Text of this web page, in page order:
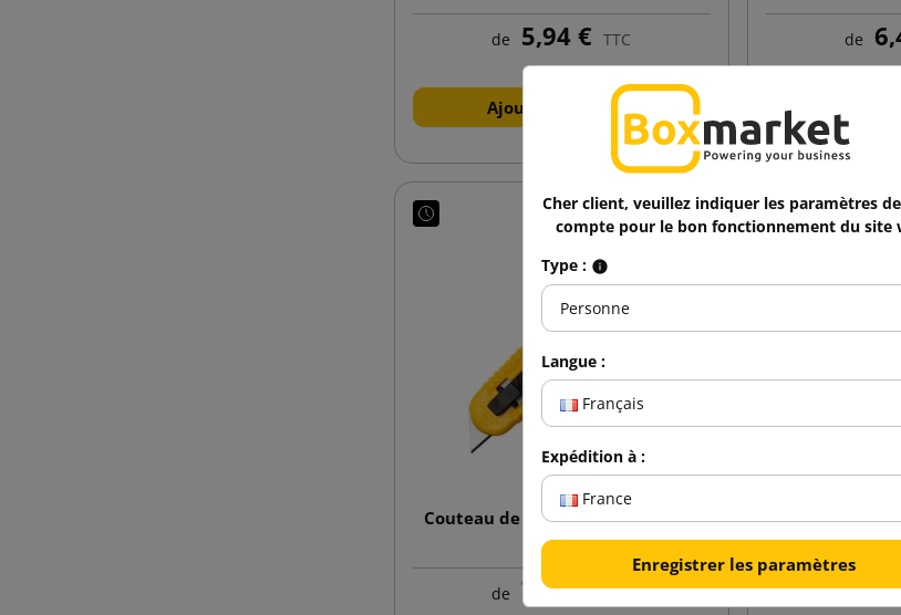
de 5,94 € TTC
Ajouter au panier
de
Couteau de sécurité Ambi Spring
de 7,48 € TTC
Lames
TiN
de
Cher client, veuillez indiquer les paramètres
compte pour le bon fonctionnement du site
Type :
Personne
Langue :
Français
Expédition à :
France
Enregistrer les paramètres